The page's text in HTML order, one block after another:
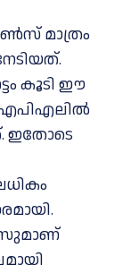
മാത്രം
കൂടി ഈ
ഐപിഎലിൽ
ഇതോടെ